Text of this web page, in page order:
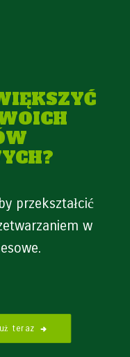
przekształcić
w
teraz